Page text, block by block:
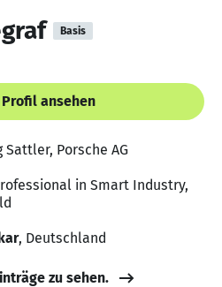
Basis
Profil ansehen
Porsche AG
in Smart Industry,
, Deutschland
zu sehen.